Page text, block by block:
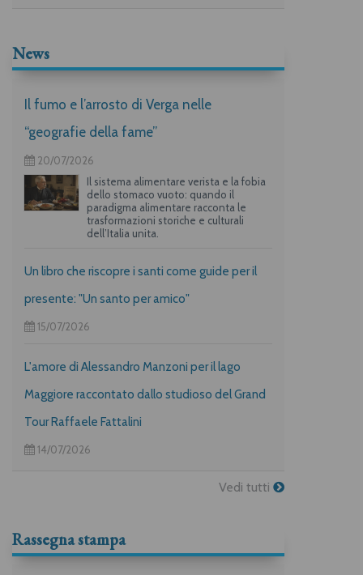
News
Il fumo e l’arrosto di Verga nelle
“geografie della fame”
20/07/2026
Il sistema alimentare verista e la fobia
dello stomaco vuoto: quando il
paradigma alimentare racconta le
trasformazioni storiche e culturali
dell’Italia unita.
Un libro che riscopre i santi come guide per il
presente: "Un santo per amico"
15/07/2026
L'amore di Alessandro Manzoni per il lago
Maggiore raccontato dallo studioso del Grand
Tour Raffaele Fattalini
14/07/2026
Vedi tutti
Rassegna stampa